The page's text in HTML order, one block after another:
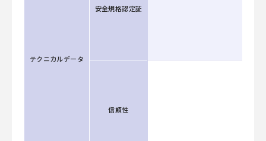
テクニカルデータ
安全規格認定証
信頼性